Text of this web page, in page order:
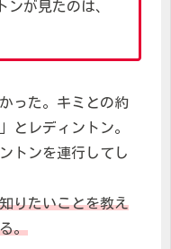
ンが見たのは、
った。キミとの約
とレディントン。
トンを連行してし
りたいことを教え
。